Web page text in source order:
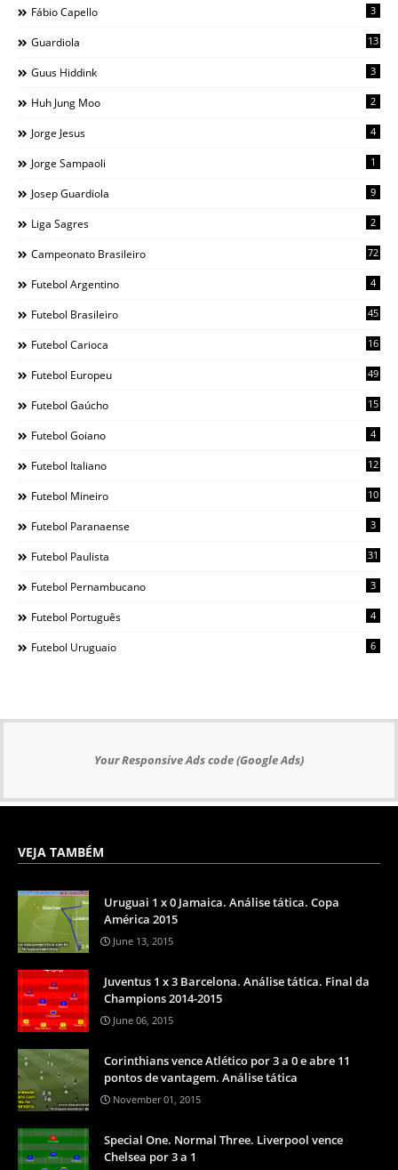
Fábio Capello 3
Guardiola 13
Guus Hiddink 3
Huh Jung Moo 2
Jorge Jesus 4
Jorge Sampaoli 1
Josep Guardiola 9
Liga Sagres 2
Campeonato Brasileiro 72
Futebol Argentino 4
Futebol Brasileiro 45
Futebol Carioca 16
Futebol Europeu 49
Futebol Gaúcho 15
Futebol Goiano 4
Futebol Italiano 12
Futebol Mineiro 10
Futebol Paranaense 3
Futebol Paulista 31
Futebol Pernambucano 3
Futebol Português 4
Futebol Uruguaio 6
Your Responsive Ads code (Google Ads)
VEJA TAMBÉM
Uruguai 1 x 0 Jamaica. Análise tática. Copa
América 2015
June 13, 2015
Juventus 1 x 3 Barcelona. Análise tática. Final da
Champions 2014-2015
June 06, 2015
Corinthians vence Atlético por 3 a 0 e abre 11
pontos de vantagem. Análise tática
November 01, 2015
Special One. Normal Three. Liverpool vence
Chelsea por 3 a 1